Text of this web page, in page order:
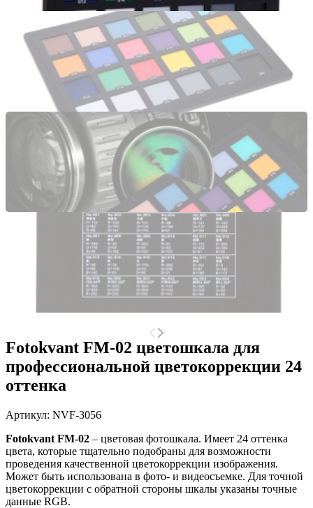
Fotokvant FM-02 цветошкала для
профессиональной цветокоррекции 24
оттенка
Артикул: NVF-3056
Fotokvant FM-02 – цветовая фотошкала. Имеет 24 оттенка
цвета, которые тщательно подобраны для возможности
проведения качественной цветокоррекции изображения.
Может быть использована в фото- и видеосъемке. Для точной
цветокоррекции с обратной стороны шкалы указаны точные
данные RGB.